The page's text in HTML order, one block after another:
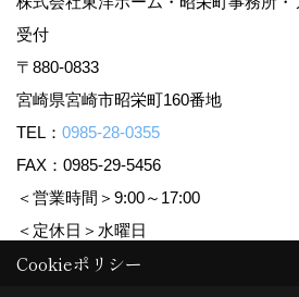
受付
〒880-0833
宮崎県宮崎市昭栄町160番地
TEL： 0985-28-0355
FAX：0985-29-5456
＜営業時間＞9:00～17:00
＜定休日＞水曜日
Cookieポリシー